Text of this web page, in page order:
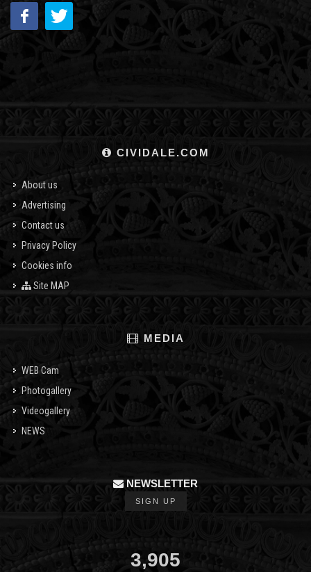
CIVIDALE.COM
About us
Advertising
Contact us
Privacy Policy
Cookies info
Site MAP
MEDIA
WEB Cam
Photogallery
Videogallery
NEWS
NEWSLETTER
SIGN UP
3,905